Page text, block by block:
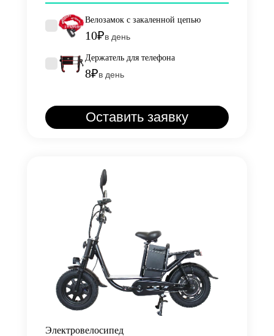
Велозамок с закаленной цепью
10₽в день
Держатель для телефона
8₽в день
Оставить заявку
Электровелосипед